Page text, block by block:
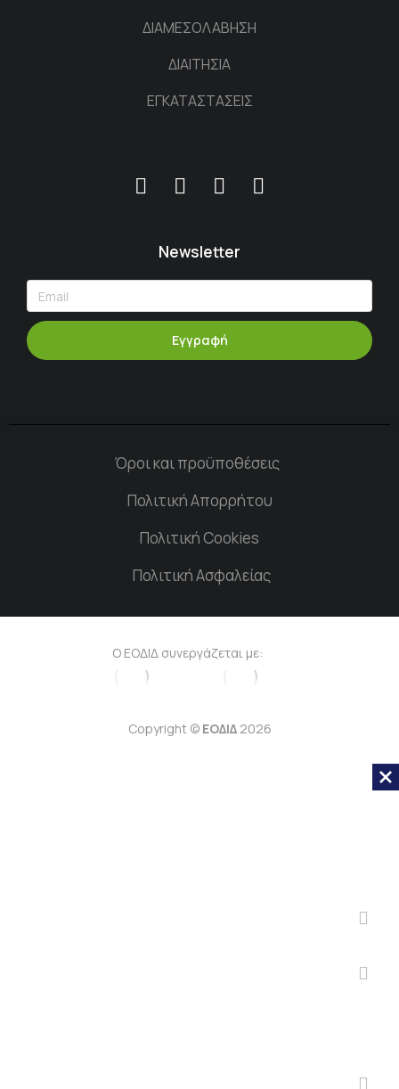
ΔΙΑΜΕΣΟΛΑΒΗΣΗ
ΔΙΑΙΤΗΣΙΑ
ΕΓΚΑΤΑΣΤΑΣΕΙΣ
Newsletter
Εγγραφή
Όροι και προϋποθέσεις
Πολιτική Απορρήτου
Πολιτική Cookies
Πολιτική Ασφαλείας
Copyright © ΕΟΔΙΔ2026
Ο ΕΟΔΙΔ συνεργάζεται με: